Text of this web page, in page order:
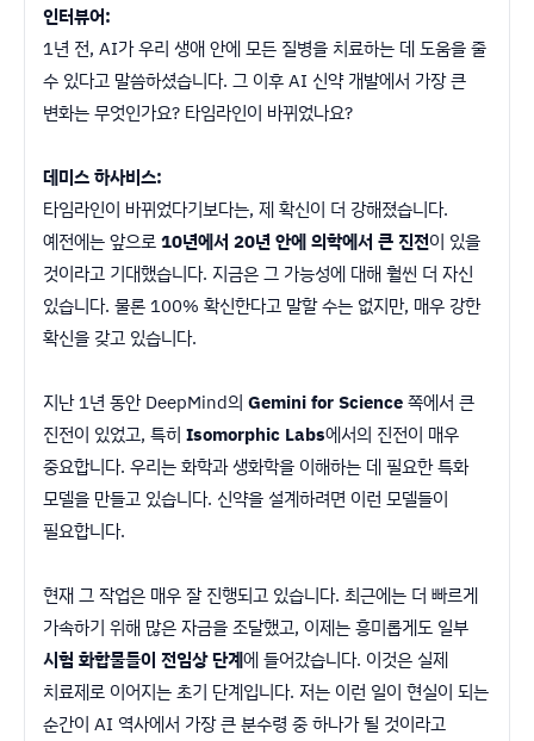
인터뷰어:
1년 전, AI가 우리 생애 안에 모든 질병을 치료하는 데 도움을 줄
수 있다고 말씀하셨습니다. 그 이후 AI 신약 개발에서 가장 큰
변화는 무엇인가요? 타임라인이 바뀌었나요?
데미스 하사비스:
타임라인이 바뀌었다기보다는, 제 확신이 더 강해졌습니다.
예전에는 앞으로10년에서 20년 안에 의학에서 큰 진전이 있을
것이라고 기대했습니다. 지금은 그 가능성에 대해 훨씬 더 자신
있습니다. 물론 100% 확신한다고 말할 수는 없지만, 매우 강한
확신을 갖고 있습니다.
지난 1년 동안 DeepMind의 Gemini for Science쪽에서 큰
진전이 있었고, 특히 Isomorphic Labs에서의 진전이 매우
중요합니다. 우리는 화학과 생화학을 이해하는 데 필요한 특화
모델을 만들고 있습니다. 신약을 설계하려면 이런 모델들이
필요합니다.
현재 그 작업은 매우 잘 진행되고 있습니다. 최근에는 더 빠르게
가속하기 위해 많은 자금을 조달했고, 이제는 흥미롭게도 일부
시험 화합물들이 전임상 단계에 들어갔습니다. 이것은 실제
치료제로 이어지는 초기 단계입니다. 저는 이런 일이 현실이 되는
순간이 AI 역사에서 가장 큰 분수령 중 하나가 될 것이라고